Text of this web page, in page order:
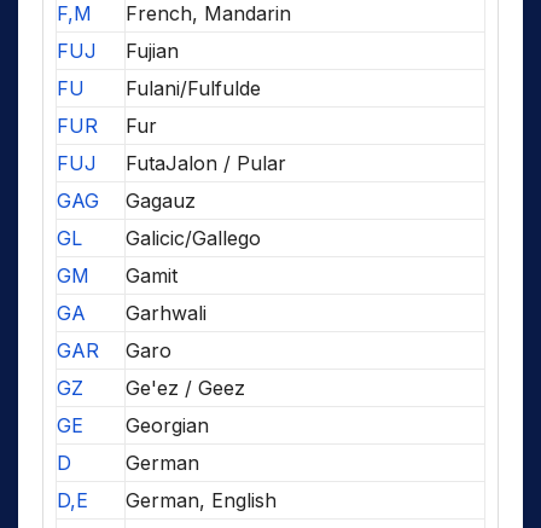
F,M
French, Mandarin
FUJ
Fujian
FU
Fulani/Fulfulde
FUR
Fur
FUJ
FutaJalon / Pular
GAG
Gagauz
GL
Galicic/Gallego
GM
Gamit
GA
Garhwali
GAR
Garo
GZ
Ge'ez / Geez
GE
Georgian
D
German
D,E
German, English